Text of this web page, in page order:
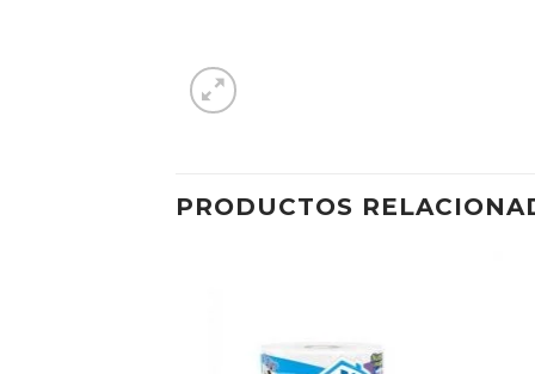
PRODUCTOS